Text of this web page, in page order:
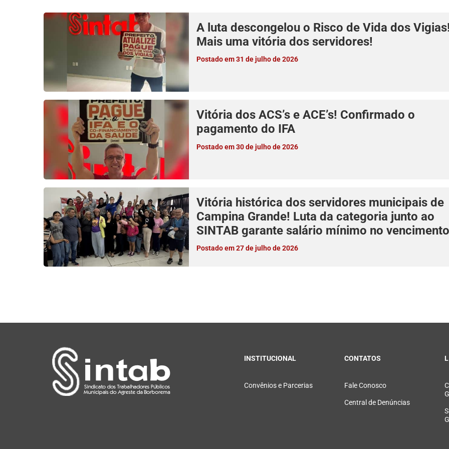
A luta descongelou o Risco de Vida dos
Mais uma vitória dos servidores!
Postado em 31 de julho de 2026
Vitória dos ACS’s e ACE’s! Confirmado o
pagamento do IFA
Postado em 30 de julho de 2026
Vitória histórica dos servidores municipais de
Campina Grande! Luta da categoria junto ao
SINTAB garante salário mínimo no vencimento
Postado em 27 de julho de 2026
INSTITUCIONAL
Convênios e Parcerias
CONTATOS
Fale Conosco
Central de Denúncias